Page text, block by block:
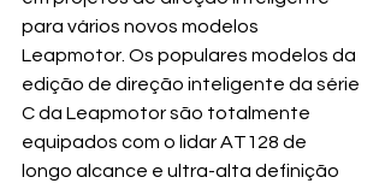
para vários novos modelos
Leapmotor. Os populares modelos da
edição de direção inteligente da série
C da Leapmotor são totalmente
equipados com o lidar AT128 de
longo alcance e ultra-alta definição